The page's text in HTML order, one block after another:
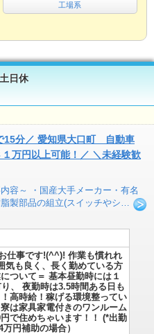
工場系
日休
15分／ 愛知県大口町 自動車
万円以上可能！／ ＼未経験歓
容～ ・国産大手メーカー・有名
製部品の組立(スイッチやシ…
仕事です!(^^)! 作業も慣れれ
気も良く、長く勤めている方
ついて＝ 基本昼勤時には１
、 夜勤時は3.5時間ある日も
高時給！稼げる環境整ってい
は家具家電付きのワンルーム
で住めちゃいます！！ (*出勤
円補助の場合）